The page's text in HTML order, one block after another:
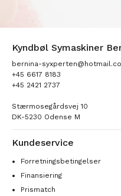
Kyndbøl Symaskiner
bernina-
+45 6617 8183
+45 2421 2737
Stærmosegårdsvej 10
DK-5230 Odense M
Kundeservice
Forretningsbetingelser
Finansiering
Prismatch